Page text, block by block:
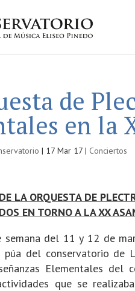
de
en la
| 17 Mar 17 | Conciertos
LA ORQUESTA DE
EN TORNO A LA XX
semana del 11 y 12 de
púa del conservatorio de
Elementales del
que se